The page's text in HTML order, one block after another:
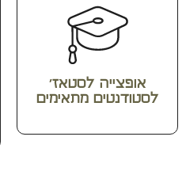
אופצייה לסטאז'
לסטודנטים מתאימים